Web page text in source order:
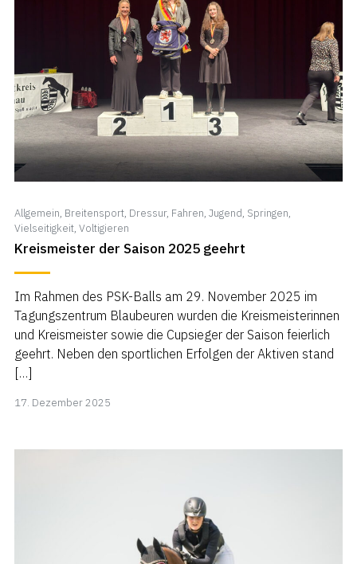
Allgemein, Breitensport, Dressur, Fahren, Jugend, Springen,
Vielseitigkeit, Voltigieren
Kreismeister der Saison 2025 geehrt
Im Rahmen des PSK-Balls am 29. November 2025 im
Tagungszentrum Blaubeuren wurden die Kreismeisterinnen
und Kreismeister sowie die Cupsieger der Saison feierlich
geehrt. Neben den sportlichen Erfolgen der Aktiven stand
[…]
17. Dezember 2025